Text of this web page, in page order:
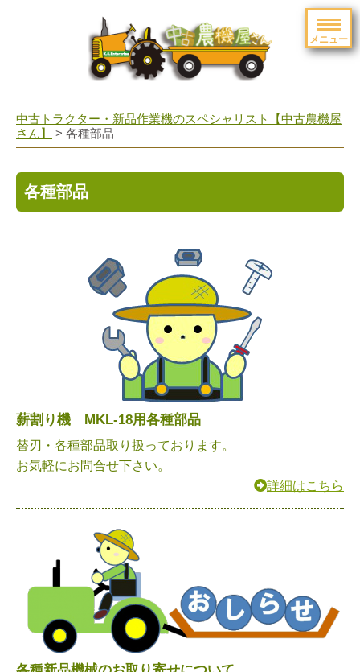
メニュー
navigation
中古トラクター・新品作業機のスペシャリスト【中古農機屋
さん】
> 各種部品
各種部品
薪割り機 MKL-18用各種部品
替刃・各種部品取り扱っております。
お気軽にお問合せ下さい。
詳細はこちら